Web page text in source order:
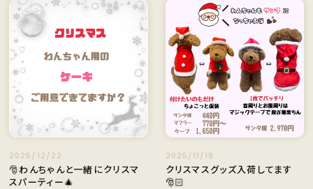
2025/12/22
🎅わんちゃんと一緒にクリスマ
スパーティー🎄
2025/11/19
クリスマスグッズ入荷してます
🎅🏻